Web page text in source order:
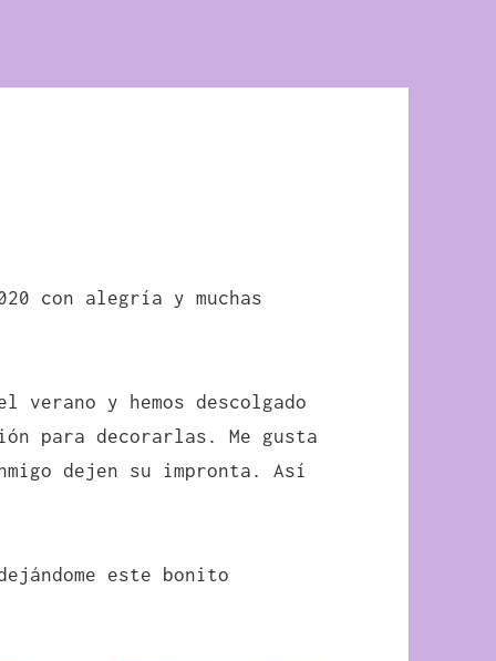
con alegría y muchas
y hemos descolgado
para decorarlas. Me gusta
dejen su impronta. Así
este bonito